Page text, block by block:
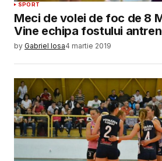
SPORT
Meci de volei de foc de 8
Vine echipa fostului
by Gabriel Iosa4 martie 2019